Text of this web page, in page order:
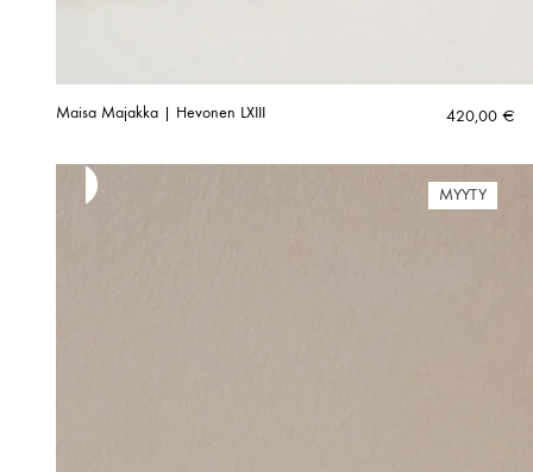
Maisa Majakka | Hevonen LXIII 420,00 €
MYYTY